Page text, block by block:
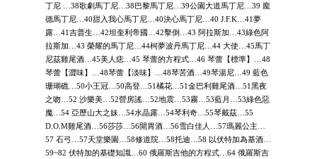
丁尼 …38歌劇馬丁尼…38巴黎馬丁尼…39公園大道馬丁尼…39 龐
德馬丁尼…40甜入我心馬丁尼…40決心馬丁尼…40 J.F.K…41夢
露…41吉普生…42坦奎利帝國…42擊倒…43 阿拉斯加…43綠色阿
拉斯加…43 榮耀的馬丁尼…44柯夢波丹馬丁尼…44 大使…45馬丁
尼茲雞尾酒…45美人痣…45 琴蕾的方程式…46 琴蕾【標準】…48
琴蕾【澀味】…48琴蕾【淡味】…48琴苦酒…49琴湯尼…49 藍色
珊瑚礁…50小王冠…50高登…51橘花…51金巴利雞尾酒…51黑夜
之吻…52 沙樂美…52營房謠…52地震…53霧…53藍月…53綠色惡
魔…54 亞歷山大之妹…54水晶露…54琴利奇…55琴戴茲…55
D.O.M雞尾酒…56莎莎…56開胃酒…56雪白佳人…57瑪麗公主…
57 石弓…57天堂樂園…58修道院…58托迪…58 以伏特加為基酒…
59~82 伏特加的基礎知識…60 俄羅斯吉他的方程式…64 俄羅斯吉